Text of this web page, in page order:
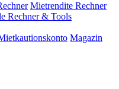
Mietrendite Rechner
Rechner & Tools
Magazin